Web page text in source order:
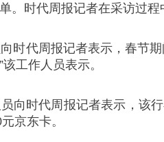
。时代周报记者在采访过
时代周报记者表示，春节
工作人员表示。
向时代周报记者表示，该
京东卡。